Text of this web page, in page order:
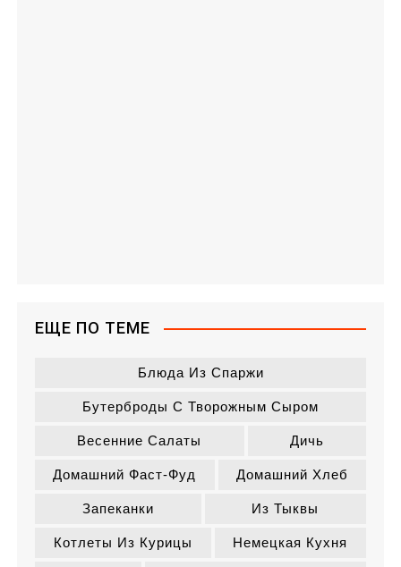
ЕЩЕ ПО ТЕМЕ
Блюда Из Спаржи
Бутерброды С Творожным Сыром
Весенние Салаты Дичь
Домашний Фаст-Фуд Домашний Хлеб
Запеканки Из Тыквы
Котлеты Из Курицы Немецкая Кухня